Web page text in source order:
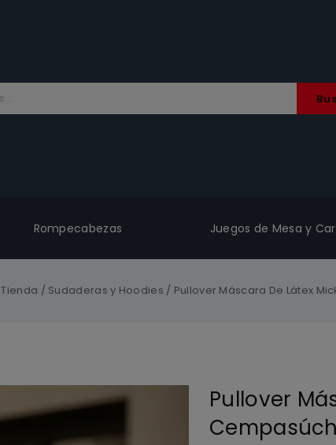
Rompecabezas Juegos de Mesa y
Tienda / Sudaderas y Hoodies / Pullover Máscara De Látex
Pullover